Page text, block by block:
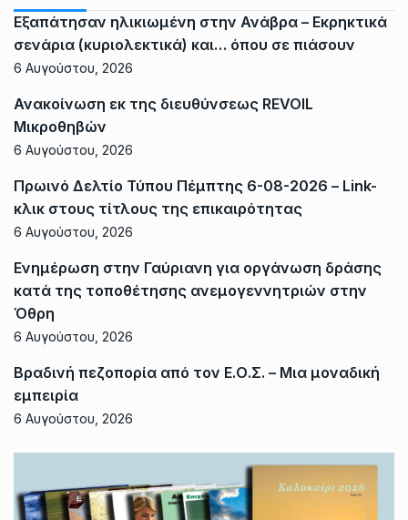
Εξαπάτησαν ηλικιωμένη στην Ανάβρα – Εκρηκτικά
σενάρια (κυριολεκτικά) και… όπου σε πιάσουν
6 Αυγούστου, 2026
Ανακοίνωση εκ της διευθύνσεως REVOIL
Μικροθηβών
6 Αυγούστου, 2026
Πρωινό Δελτίο Τύπου Πέμπτης 6-08-2026 – Link-
κλικ στους τίτλους της επικαιρότητας
6 Αυγούστου, 2026
Ενημέρωση στην Γαύριανη για οργάνωση δράσης
κατά της τοποθέτησης ανεμογεννητριών στην
Όθρη
6 Αυγούστου, 2026
Βραδινή πεζοπορία από τον Ε.Ο.Σ. – Μια μοναδική
εμπειρία
6 Αυγούστου, 2026